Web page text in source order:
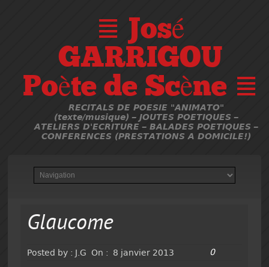
≣ José
GARRIGOU
Poète de Scène ≣
RECITALS DE POESIE "ANIMATO"
(texte/musique) – JOUTES POETIQUES –
ATELIERS D'ECRITURE – BALADES POETIQUES –
CONFERENCES (PRESTATIONS A DOMICILE!)
Glaucome
Posted by : J.G On : 8 janvier 2013 0